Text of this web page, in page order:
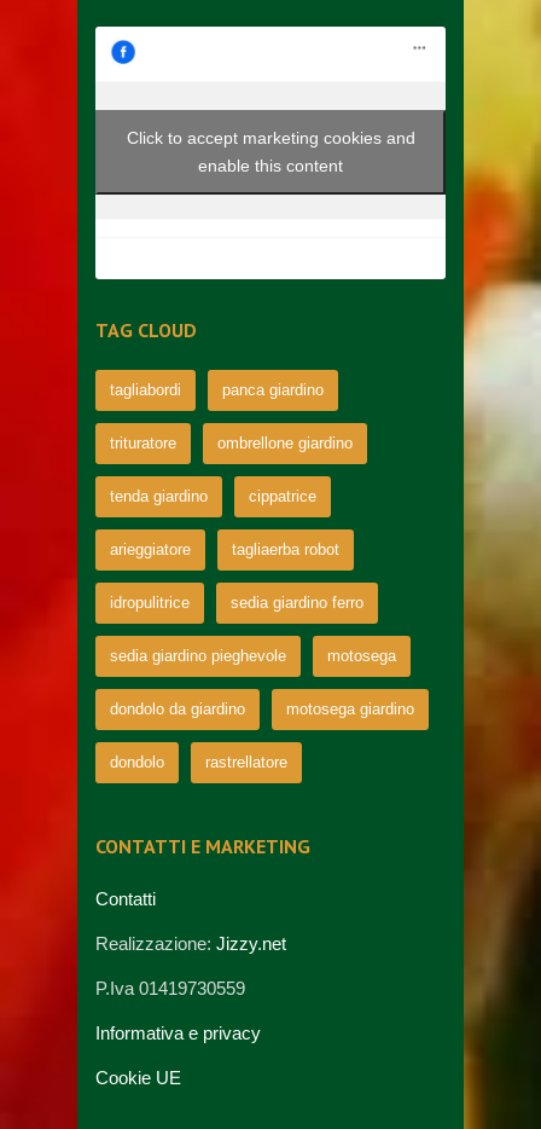
Click to accept marketing cookies and
enable this content
TAG CLOUD
tagliabordi panca giardino
trituratore ombrellone giardino
tenda giardino cippatrice
arieggiatore tagliaerba robot
idropulitrice sedia giardino ferro
sedia giardino pieghevole motosega
dondolo da giardino motosega giardino
dondolo rastrellatore
CONTATTI E MARKETING
Contatti
Realizzazione: Jizzy.net
P.Iva 01419730559
Informativa e privacy
Cookie UE